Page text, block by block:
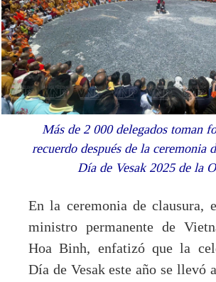
Más de 2 000 delegados toman
recuerdo después de la ceremonia
Día de Vesak 2025 de la
En la ceremonia de clausura,
ministro permanente de
Hoa Binh, enfatizó que la
Día de Vesak este año se llevó